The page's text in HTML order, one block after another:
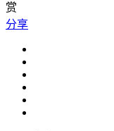
赏
分享